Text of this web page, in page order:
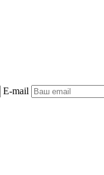
E-mail